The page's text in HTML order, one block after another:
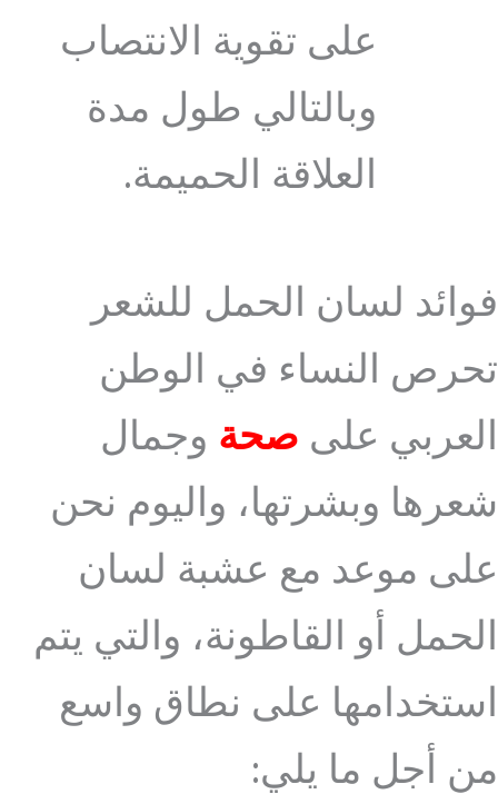
على تقوية الانتصاب
وبالتالي طول مدة
العلاقة الحميمة.
فوائد لسان الحمل للشعر
تحرص النساء في الوطن
العربي على صحة وجمال
شعرها وبشرتها، واليوم نحن
على موعد مع عشبة لسان
الحمل أو القاطونة، والتي يتم
استخدامها على نطاق واسع
من أجل ما يلي: